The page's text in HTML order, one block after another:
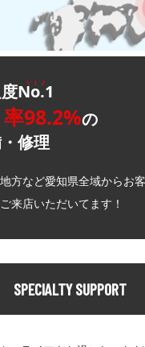
No.1
98.2%の
修理
方など愛知県全域からお
来店いただいてます！
SPECIALTY SUPPORT